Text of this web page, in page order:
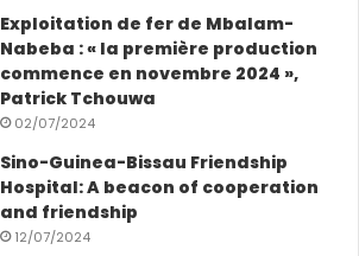
Exploitation de fer de Mbalam-
Nabeba : « la première production
commence en novembre 2024 »,
Patrick Tchouwa
02/07/2024
Sino-Guinea-Bissau Friendship
Hospital: A beacon of cooperation
and friendship
12/07/2024